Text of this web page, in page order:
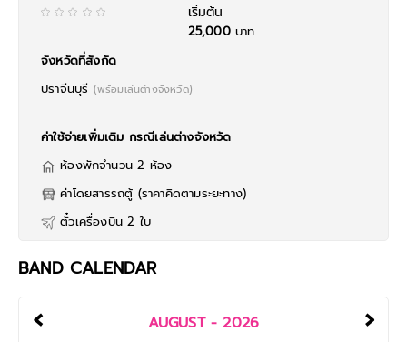
เริ่มต้น
25,000บาท
จังหวัดที่สังกัด
ปราจีนบุรี (พร้อมเล่นต่างจังหวัด)
ค่าใช้จ่ายเพิ่มเติม กรณีเล่นต่างจังหวัด
ห้องพักจำนวน 2 ห้อง
ค่าโดยสารรถตู้ (ราคาคิดตามระยะทาง)
ตั๋วเครื่องบิน 2 ใบ
BAND CALENDAR
‹ ›
AUGUST - 2026